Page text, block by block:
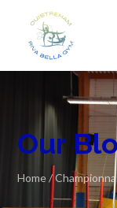
Our
Home/